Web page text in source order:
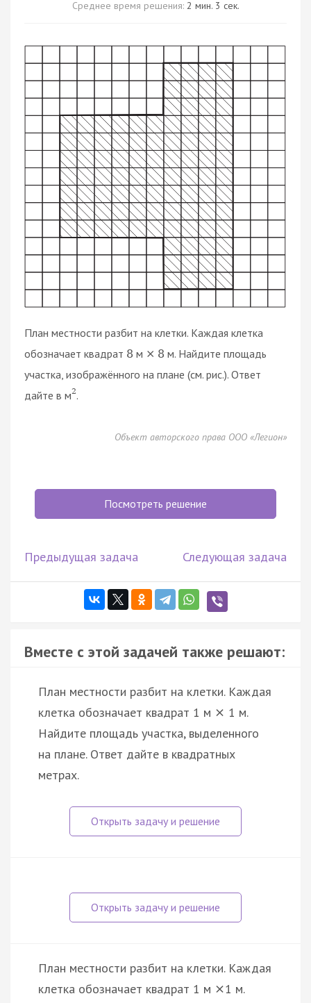
Среднее время решения: 2 мин. 3 сек.
План местности разбит на клетки. Каждая клетка
обозначает квадрат 8 м × 8 м. Найдите площадь
участка, изображённого на плане (см. рис.). Ответ
дайте в м2.
Объект авторского права ООО «Легион»
Посмотреть решение
Предыдущая задача Следующая задача
Вместе с этой задачей также решают:
План местности разбит на клетки. Каждая
клетка обозначает квадрат 1 м × 1 м.
Найдите площадь участка, выделенного
на плане. Ответ дайте в квадратных
метрах.
План местности разбит на клетки. Каждая
клетка обозначает квадрат 1 м ×1 м.